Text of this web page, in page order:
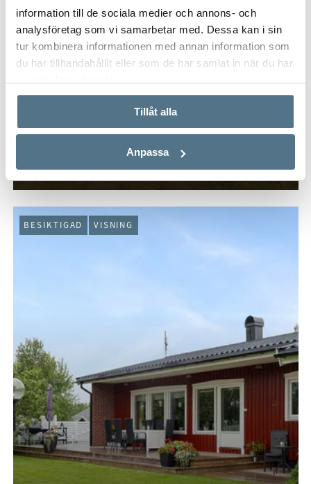
information till de sociala medier och annons- och
analysföretag som vi samarbetar med. Dessa kan i sin
tur kombinera informationen med annan information som
du har tillhandahållit eller som de har samlat in när du har
Tillåt alla
Anpassa
SÖDRA LÄNNERSTA, NACKA
Lännerstahöjdens väg 6
284 KVM 8 RUM 16 950 000 KR
BESIKTIGAD VISNING